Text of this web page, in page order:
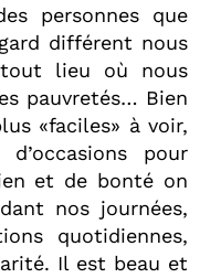
personnes que
différent nous
lieu où nous
pauvretés… Bien
«faciles» à voir,
pour
et de bonté on
nos journées,
quotidiennes,
Il est beau et